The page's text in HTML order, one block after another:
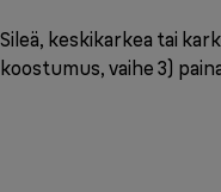
Sileä, keskikarkea tai
koostumus, vaihe 3)